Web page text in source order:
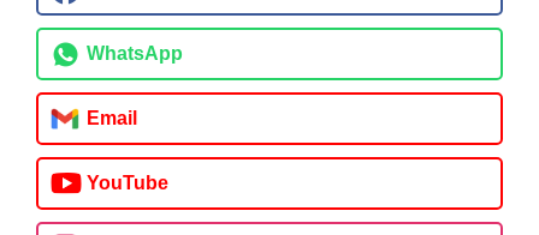
WhatsApp
Email
YouTube